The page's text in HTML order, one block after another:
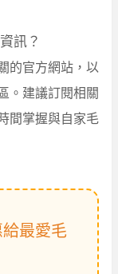
訊？
的官方網站，以
。建議訂閱相關
間掌握與自家毛
最愛毛